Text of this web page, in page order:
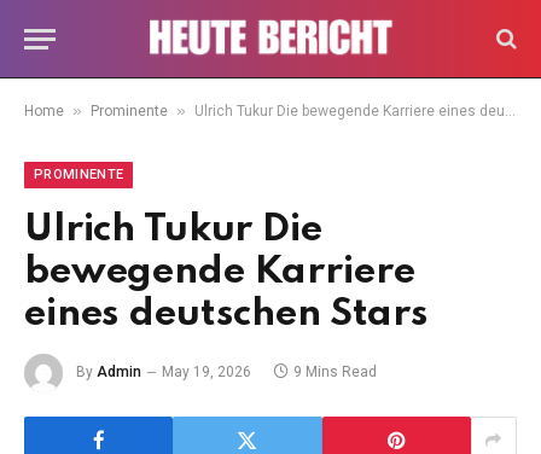
Home » Prominente » Ulrich Tukur Die bewegende Karriere eines deutschen Stars
PROMINENTE
Ulrich Tukur Die
bewegende Karriere
eines deutschen Stars
By Admin May 19, 2026 9 Mins Read